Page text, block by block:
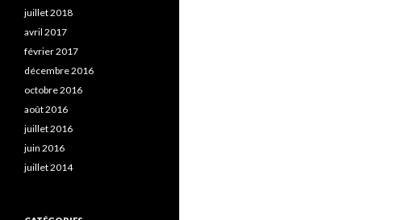
juillet 2018
avril 2017
février 2017
décembre 2016
octobre 2016
août 2016
juillet 2016
juin 2016
juillet 2014